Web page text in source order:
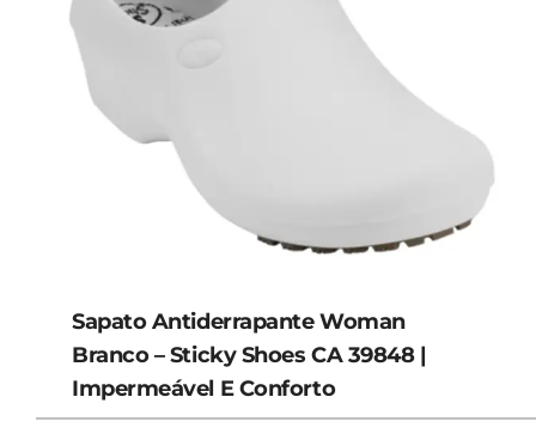
Sapato Antiderrapante Woman
Branco – Sticky Shoes CA 39848 |
Impermeável E Conforto